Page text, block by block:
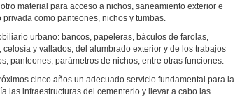
material para acceso a nichos, saneamiento exterior e
como panteones, nichos y tumbas.
urbano: bancos, papeleras, báculos de farolas,
y vallados, del alumbrado exterior y de los trabajos
panteones, parámetros de nichos, entre otras funciones.
cinco años un adecuado servicio fundamental para la
las infraestructuras del cementerio y llevar a cabo las